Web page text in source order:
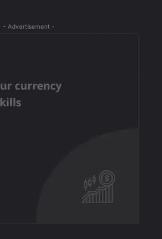
- Advertisement -